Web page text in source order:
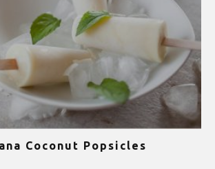
Coconut Popsicles